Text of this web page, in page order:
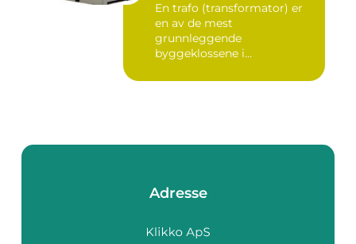
En trafo (transformator) er
en av de mest
grunnleggende
byggeklossene i
transforma...
Adresse